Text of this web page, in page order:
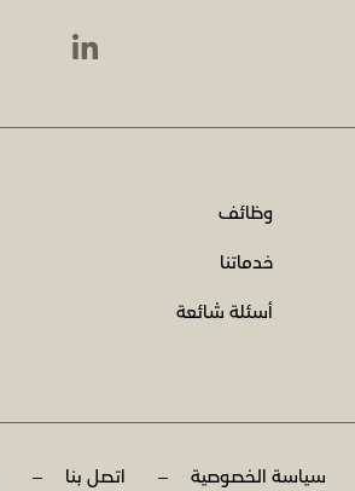
وظائف
خدماتنا
أسئلة شائعة
سياسة الخصوصية اتصل بنا